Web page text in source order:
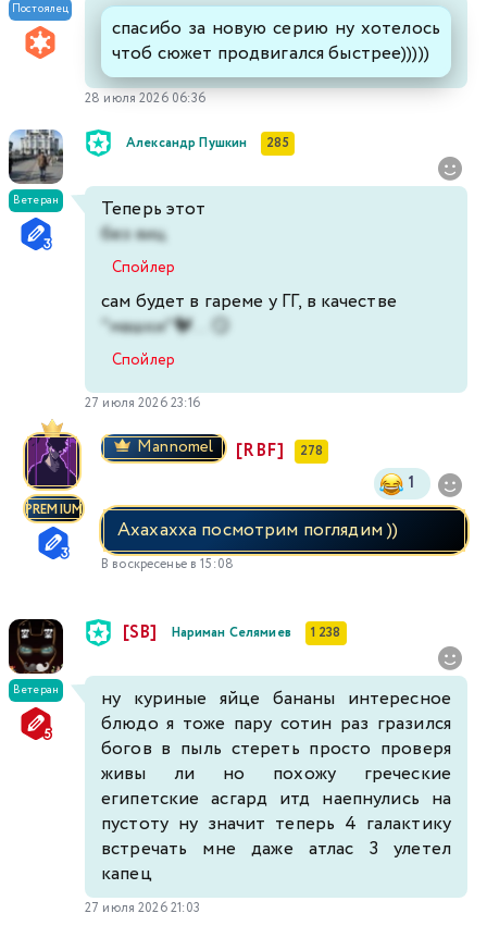
Постоялец
спасибо за новую серию ну хотелось
чтоб сюжет продвигался быстрее)))))
28 июля 2026 06:36
Ветеран
Александр Пушкин 285
Теперь этот
без яиц
Спойлер
сам будет в гареме у ГГ, в качестве
"машки"🐓... 😏
Спойлер
27 июля 2026 23:16
PREMIUM
Mannomel [RBF] 278
1
Ахахахха посмотрим поглядим ))
В воскресенье в 15:08
Ветеран
[SB] Нариман Селямиев 1 238
ну куриные яйце бананы интересное
блюдо я тоже пару сотин раз гразился
богов в пыль стереть просто проверя
живы ли но похожу греческие
египетские асгард итд наепнулись на
пустоту ну значит теперь 4 галактику
встречать мне даже атлас 3 улетел
капец
27 июля 2026 21:03